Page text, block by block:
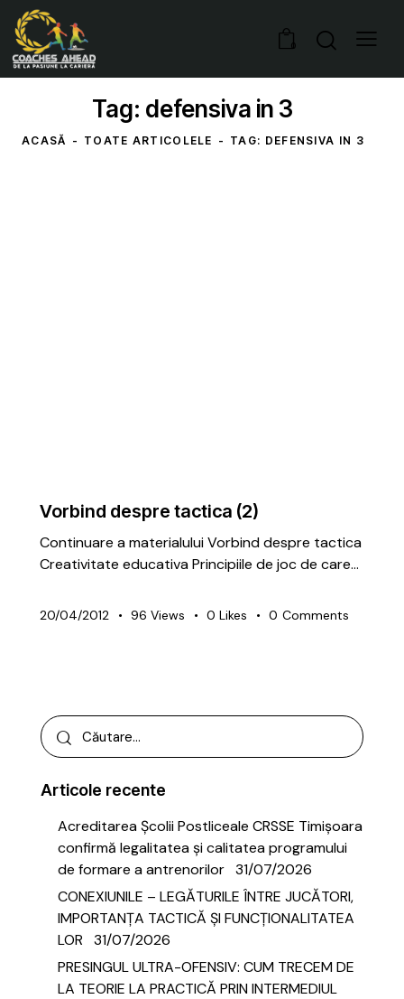
0
Tag: defensiva in 3
ACASĂ TOATE ARTICOLELE TAG: DEFENSIVA IN 3
Vorbind despre tactica (2)
Continuare a materialului Vorbind despre tactica
Creativitate educativa Principiile de joc de care…
20/04/2012 96 Views 0 Likes 0 Comments
Articole recente
Acreditarea Școlii Postliceale CRSSE Timișoara
confirmă legalitatea și calitatea programului
de formare a antrenorilor 31/07/2026
CONEXIUNILE – LEGĂTURILE ÎNTRE JUCĂTORI,
IMPORTANȚA TACTICĂ ȘI FUNCȚIONALITATEA
LOR
31/07/2026
PRESINGUL ULTRA-OFENSIV: CUM TRECEM DE
LA TEORIE LA PRACTICĂ PRIN INTERMEDIUL